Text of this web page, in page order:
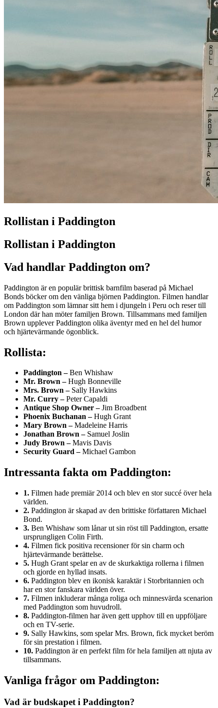
Rollistan i Paddington
Rollistan i Paddington
Vad handlar Paddington om?
Paddington är en populär brittisk barnfilm baserad på Michael
Bonds böcker om den vänliga björnen Paddington. Filmen handlar
om Paddington som lämnar sitt hem i djungeln i Peru och reser till
London där han möter familjen Brown. Tillsammans med familjen
Brown upplever Paddington olika äventyr med en hel del humor
och hjärtevärmande ögonblick.
Rollista:
Paddington –Ben Whishaw
Mr. Brown –Hugh Bonneville
Mrs. Brown –Sally Hawkins
Mr. Curry –Peter Capaldi
Antique Shop Owner –Jim Broadbent
Phoenix Buchanan –Hugh Grant
Mary Brown –Madeleine Harris
Jonathan Brown –Samuel Joslin
Judy Brown –Mavis Davis
Security Guard –Michael Gambon
Intressanta fakta om Paddington:
1. Filmen hade premiär 2014 och blev en stor succé över hela
världen.
2. Paddington är skapad av den brittiske författaren Michael
Bond.
3. Ben Whishaw som lånar ut sin röst till Paddington, ersatte
ursprungligen Colin Firth.
4. Filmen fick positiva recensioner för sin charm och
hjärtevärmande berättelse.
5. Hugh Grant spelar en av de skurkaktiga rollerna i filmen
och gjorde en hyllad insats.
6. Paddington blev en ikonisk karaktär i Storbritannien och
har en stor fanskara världen över.
7. Filmen inkluderar många roliga och minnesvärda scenarion
med Paddington som huvudroll.
8. Paddington-filmen har även gett upphov till en uppföljare
och en TV-serie.
9. Sally Hawkins, som spelar Mrs. Brown, fick mycket beröm
för sin prestation i filmen.
10. Paddington är en perfekt film för hela familjen att njuta av
tillsammans.
Vanliga frågor om Paddington:
Vad är budskapet i Paddington?